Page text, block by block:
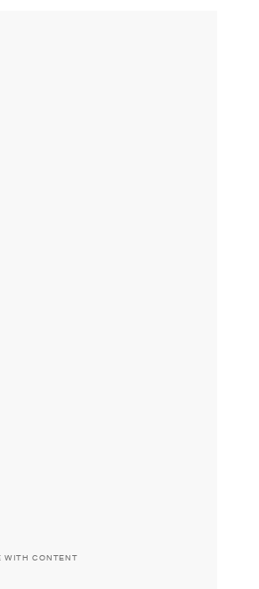
WITH CONTENT